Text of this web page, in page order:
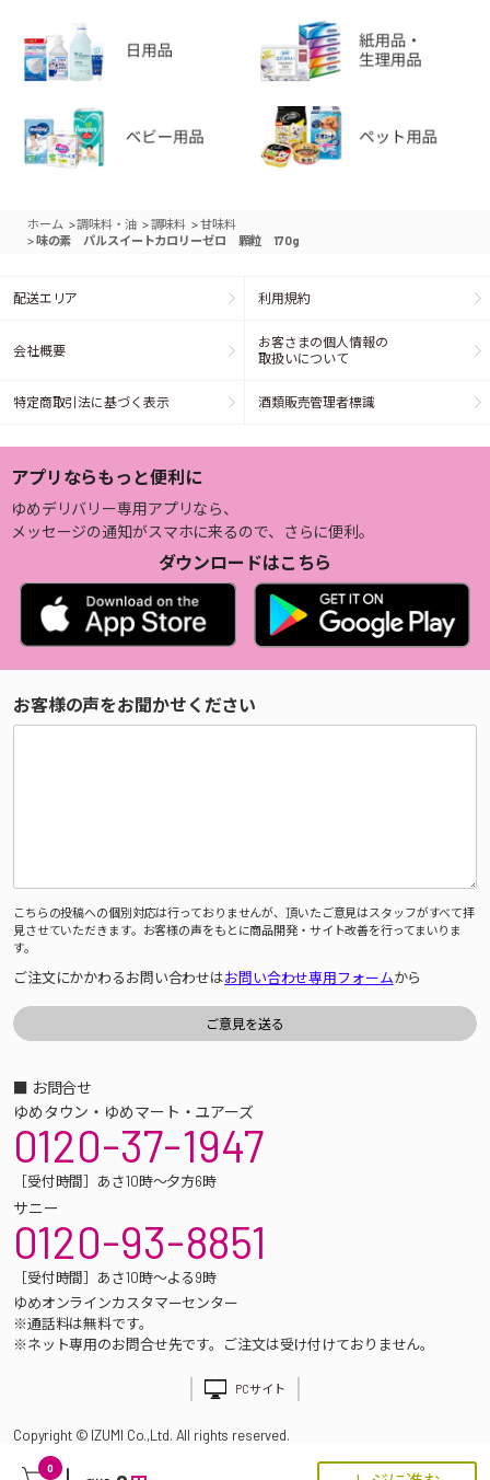
0
ホーム >調味料・油 >調味料 >甘味料
> 味の素 パルスイートカロリーゼロ 顆粒 170g
配送エリア 利用規約
会社概要
お客さまの個人情報の
取扱いについて
特定商取引法に基づく表示 酒類販売管理者標識
アプリならもっと便利に
ゆめデリバリー専用アプリなら、
メッセージの通知がスマホに来るので、さらに便利。
ダウンロードはこちら
お客様の声をお聞かせください
こちらの投稿への個別対応は行っておりませんが、頂いたご意見はスタッフがすべて拝
見させていただきます。お客様の声をもとに商品開発・サイト改善を行ってまいりま
す。
ご注文にかかわるお問い合わせはお問い合わせ専用フォームから
■ お問合せ
ゆめタウン・ゆめマート・ユアーズ
0120-37-1947
［受付時間］あさ10時～夕方6時
サニー
0120-93-8851
［受付時間］あさ10時～よる9時
ゆめオンラインカスタマーセンター
※通話料は無料です。
※ネット専用のお問合せ先です。ご注文は受け付けておりません。
PCサイト
Copyright © IZUMI Co.,Ltd. All rights reserved.